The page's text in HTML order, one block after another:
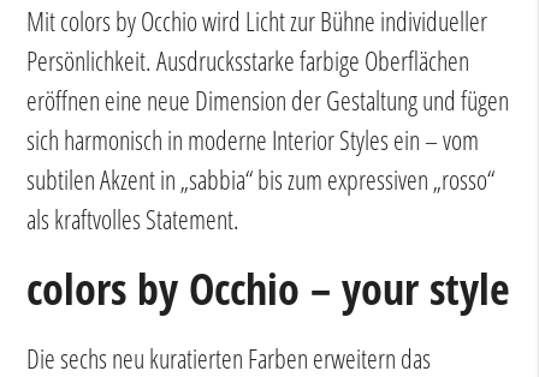
Mit colors by Occhio wird Licht zur Bühne individueller
Persönlichkeit. Ausdrucksstarke farbige Oberflächen
eröffnen eine neue Dimension der Gestaltung und fügen
sich harmonisch in moderne Interior Styles ein – vom
subtilen Akzent in „sabbia“ bis zum expressiven „rosso“
als kraftvolles Statement.
colors by Occhio – your style
Die sechs neu kuratierten Farben erweitern das